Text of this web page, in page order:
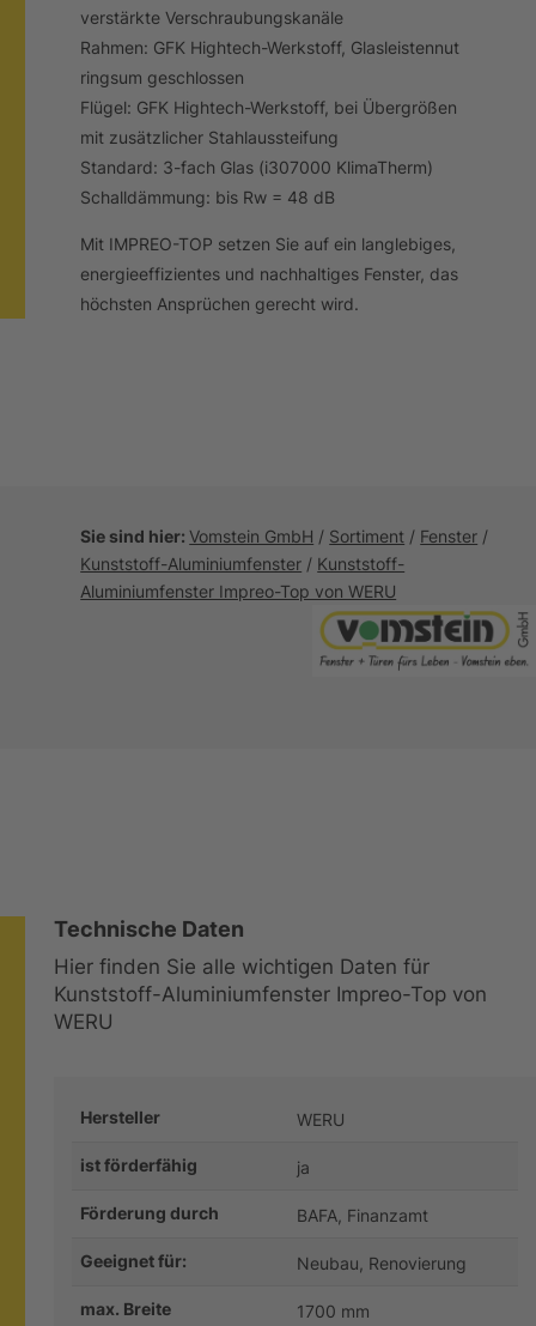
verstärkte Verschraubungskanäle
Rahmen: GFK Hightech-Werkstoff, Glasleistennut
ringsum geschlossen
Flügel: GFK Hightech-Werkstoff, bei Übergrößen
mit zusätzlicher Stahlaussteifung
Standard: 3-fach Glas (i307000 KlimaTherm)
Schalldämmung: bis Rw = 48 dB
Mit IMPREO-TOP setzen Sie auf ein langlebiges,
energieeffizientes und nachhaltiges Fenster, das
höchsten Ansprüchen gerecht wird.
Sie sind hier:Vomstein GmbH / Sortiment / Fenster /
Kunststoff-Aluminiumfenster / Kunststoff-
Aluminiumfenster Impreo-Top von WERU
Technische Daten
Hier finden Sie alle wichtigen Daten für
Kunststoff-Aluminiumfenster Impreo-Top von
WERU
Hersteller WERU
ist förderfähig ja
Förderung durch BAFA, Finanzamt
Geeignet für: Neubau, Renovierung
max. Breite 1700 mm